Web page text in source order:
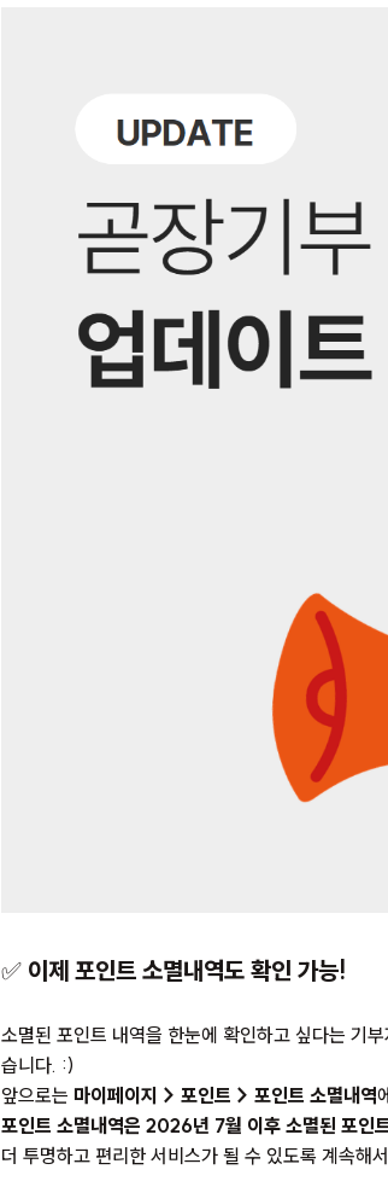
✅ 이제 포인트 소멸내역도 확인 가능!
소멸된 포인트 내역을 한눈에 확인하고 싶다는 기
습니다. :)
앞으로는 마이페이지 > 포인트 > 포인트 소멸내역
포인트 소멸내역은 2026년 7월 이후 소멸된 포인
더 투명하고 편리한 서비스가 될 수 있도록 계속해